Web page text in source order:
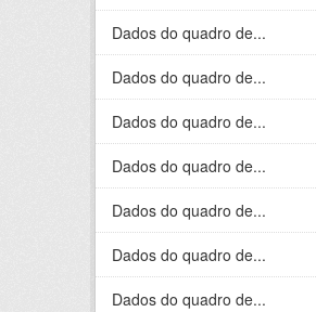
Dados do quadro de...
Dados do quadro de...
Dados do quadro de...
Dados do quadro de...
Dados do quadro de...
Dados do quadro de...
Dados do quadro de...